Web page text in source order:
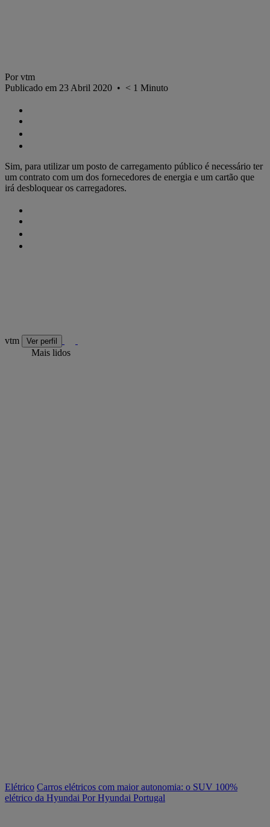
Por vtm
Publicado em 23 Abril 2020 • < 1 Minuto
Sim, para utilizar um posto de carregamento público é necessário ter
um contrato com um dos fornecedores de energia e um cartão que
irá desbloquear os carregadores.
vtm Ver perfil
Mais lidos
Elétrico Carros elétricos com maior autonomia: o SUV 100%
elétrico da Hyundai Por Hyundai Portugal